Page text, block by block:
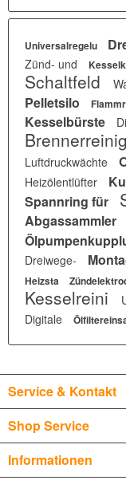
Universalregelu
Zünd- und
Schaltfeld
Pelletsilo
Kesselbürste
Luftdruckwächte
Heizölentlüfter
Spannring für
Abgassammler
Dreiwege-
Heizsta
Kesselreini
Digitale
Service & Kontakt
Shop Service
Informationen